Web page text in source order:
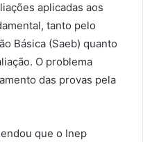
aplicadas aos
tanto pelo
Básica (Saeb) quanto
O problema
das provas pela
que o Inep